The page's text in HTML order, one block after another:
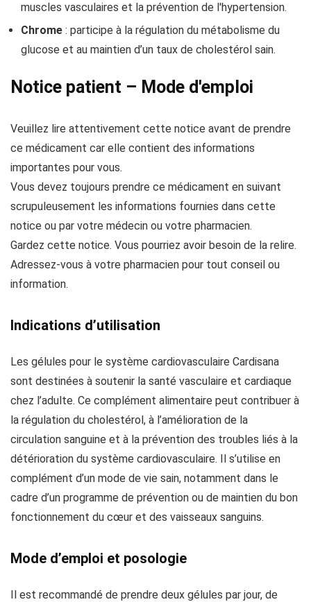
muscles vasculaires et la prévention de l'hypertension.
Chrome : participe à la régulation du métabolisme du
glucose et au maintien d’un taux de cholestérol sain.
Notice patient – Mode d'emploi
Veuillez lire attentivement cette notice avant de prendre
ce médicament car elle contient des informations
importantes pour vous.
Vous devez toujours prendre ce médicament en suivant
scrupuleusement les informations fournies dans cette
notice ou par votre médecin ou votre pharmacien.
Gardez cette notice. Vous pourriez avoir besoin de la relire.
Adressez-vous à votre pharmacien pour tout conseil ou
information.
Indications d’utilisation
Les gélules pour le système cardiovasculaire Cardisana
sont destinées à soutenir la santé vasculaire et cardiaque
chez l’adulte. Ce complément alimentaire peut contribuer à
la régulation du cholestérol, à l’amélioration de la
circulation sanguine et à la prévention des troubles liés à la
détérioration du système cardiovasculaire. Il s’utilise en
complément d’un mode de vie sain, notamment dans le
cadre d’un programme de prévention ou de maintien du bon
fonctionnement du cœur et des vaisseaux sanguins.
Mode d’emploi et posologie
Il est recommandé de prendre deux gélules par jour, de